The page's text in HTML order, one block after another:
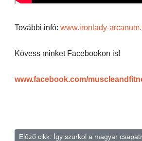
További infó: www.ironlady-
Kövess minket Facebookon is!
www.facebook.com/
Előző cikk: Így szurkol a magyar